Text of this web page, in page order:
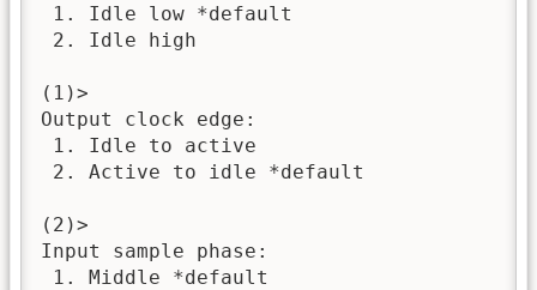
1. Idle low *default
2. Idle high
(1)>
Output clock edge:
1. Idle to active
2. Active to idle *default
(2)>
Input sample phase:
1. Middle *default